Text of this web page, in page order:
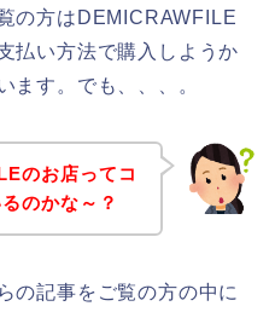
の方はDEMICRAWFILE
払い方法で購入しようか
ます。でも、、、。
のお店ってコ
のかな～？
の記事をご覧の方の中に